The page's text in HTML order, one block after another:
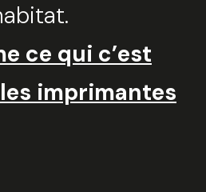
ce qui c’est
imprimantes